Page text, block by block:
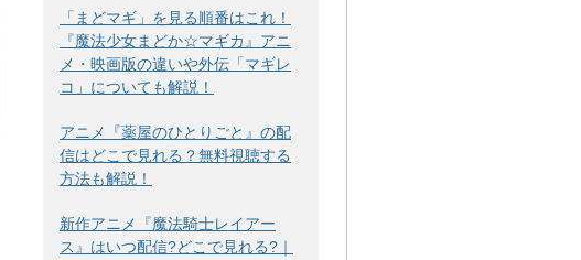
「まどマギ」を見る順番はこれ！
『魔法少女まどか☆マギカ』アニ
メ・映画版の違いや外伝「マギレ
コ」についても解説！
アニメ『薬屋のひとりごと』の配
信はどこで見れる？無料視聴する
方法も解説！
新作アニメ『魔法騎士レイアー
ス』はいつ配信?どこで見れる?｜